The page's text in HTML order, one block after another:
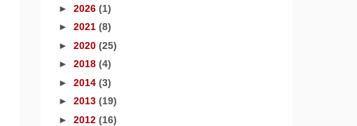
► 2026 (1)
► 2021 (8)
► 2020 (25)
► 2018 (4)
► 2014 (3)
► 2013 (19)
► 2012 (16)